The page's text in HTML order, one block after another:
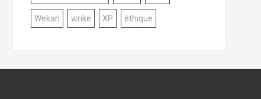
Wekan wrike XP éthique